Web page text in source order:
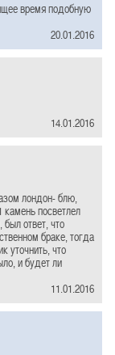
время подобную
20.01.2016
14.01.2016
лондон- блю,
камень посветлел
ответ, что
браке, тогда
уточнить, что
и будет ли
11.01.2016